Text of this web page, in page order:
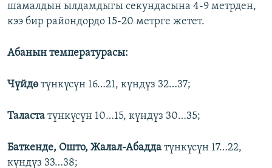
шамалдын ылдамдыгы секундасына 4-9 метрден,
кээ бир райондордо 15-20 метрге жетет.
Абанын температурасы:
Чүйдө түнкүсүн 16…21, күндүз 32…37;
Таласта түнкүсүн 10…15, күндүз 30…35;
Баткенде, Ошто, Жалал-Абадда түнкүсүн 17…22,
күндүз 33…38;